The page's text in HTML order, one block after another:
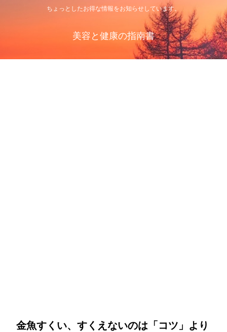
ちょっとしたお得な情報をお知らせしています。
美容と健康の指南書
金魚すくい、すくえないのは「コツ」より